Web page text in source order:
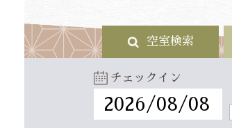
空室検索
チェックイン